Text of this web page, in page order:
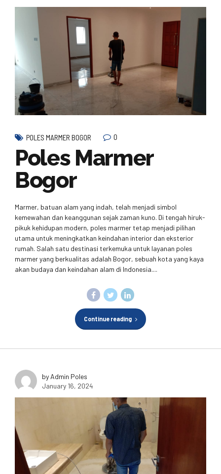
POLES MARMER BOGOR 0
Poles Marmer
Bogor
Marmer, batuan alam yang indah, telah menjadi simbol
kemewahan dan keanggunan sejak zaman kuno. Di tengah hiruk-
pikuk kehidupan modern, poles marmer tetap menjadi pilihan
utama untuk meningkatkan keindahan interior dan eksterior
rumah. Salah satu destinasi terkemuka untuk layanan poles
marmer yang berkualitas adalah Bogor, sebuah kota yang kaya
akan budaya dan keindahan alam di Indonesia....
Continue reading
by Admin Poles
January 16, 2024